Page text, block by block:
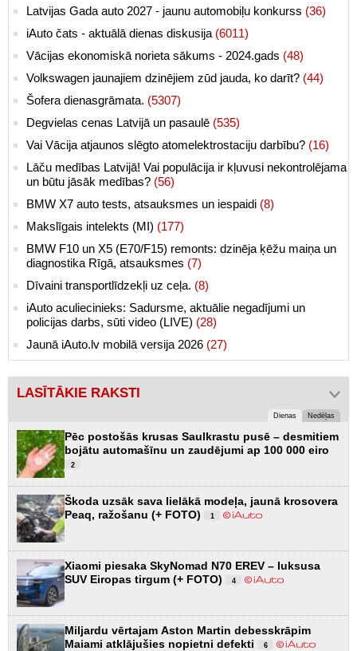
Latvijas Gada auto 2027 - jaunu automobiļu konkurss (36)
iAuto čats - aktuālā dienas diskusija (6011)
Vācijas ekonomiskā norieta sākums - 2024.gads (48)
Volkswagen jaunajiem dzinējiem zūd jauda, ko darīt? (44)
Šofera dienasgrāmata. (5307)
Degvielas cenas Latvijā un pasaulē (535)
Vai Vācija atjaunos slēgto atomelektrostaciju darbību? (16)
Lāču medības Latvijā! Vai populācija ir kļuvusi nekontrolējama
un būtu jāsāk medības? (56)
BMW X7 auto tests, atsauksmes un iespaidi (8)
Makslīgais intelekts (MI) (177)
BMW F10 un X5 (E70/F15) remonts: dzinēja ķēžu maiņa un
diagnostika Rīgā, atsauksmes (7)
Dīvaini transportlīdzekļi uz ceļa. (8)
iAuto aculiecinieks: Sadursme, aktuālie negadījumi un
policijas darbs, sūti video (LIVE) (28)
Jaunā iAuto.lv mobilā versija 2026 (27)
LASĪTĀKIE RAKSTI
Dienas Nedēļas
Pēc postošās krusas Saulkrastu pusē – desmitiem
bojātu automašīnu un zaudējumi ap 100 000 eiro
2
Škoda uzsāk sava lielākā modeļa, jaunā krosovera
Peaq, ražošanu (+ FOTO)
1
Xiaomi piesaka SkyNomad N70 EREV – luksusa
SUV Eiropas tirgum (+ FOTO)
4
Miljardu vērtajam Aston Martin debesskrāpim
Maiami atklājušies nopietni defekti
6